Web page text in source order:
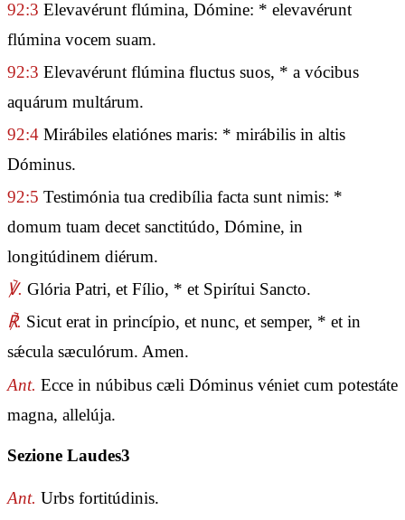
92:3 Elevavérunt flúmina, Dómine: * elevavérunt
flúmina vocem suam.
92:3 Elevavérunt flúmina fluctus suos, * a vócibus
aquárum multárum.
92:4 Mirábiles elatiónes maris: * mirábilis in altis
Dóminus.
92:5 Testimónia tua credibília facta sunt nimis: *
domum tuam decet sanctitúdo, Dómine, in
longitúdinem diérum.
℣. Glória Patri, et Fílio, * et Spirítui Sancto.
℟. Sicut erat in princípio, et nunc, et semper, * et in
sǽcula sæculórum. Amen.
Ant. Ecce in núbibus cæli Dóminus véniet cum potestáte
magna, allelúja.
Sezione Laudes3
Ant. Urbs fortitúdinis.